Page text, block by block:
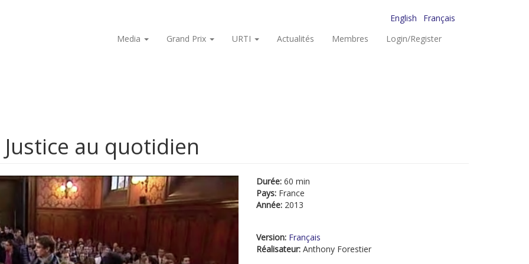
English
Français
Media
Grand Prix URTI Actualités Membres Login/Register
au quotidien
Durée: 60 min
Pays: France
Année: 2013
Version: Français
Réalisateur: Anthony Forestier